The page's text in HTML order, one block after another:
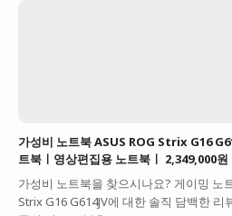
가성비 노트북 ASUS ROG Strix G16
트북ㅣ영상편집용 노트북ㅣ 2,349,000원
가성비 노트북을 찾으시나요? 게이밍 노
Strix G16 G614JV에 대한 솔직 담백한